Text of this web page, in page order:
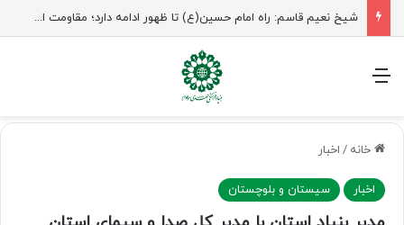
شیخ نعیم قاسم: راه امام حسین(ع) تا ظهور ادامه دارد؛ مقاومت از کربلا الهام می‌گیرد
منو
خانه / اخبار
اخبار سیستان و بلوچستان